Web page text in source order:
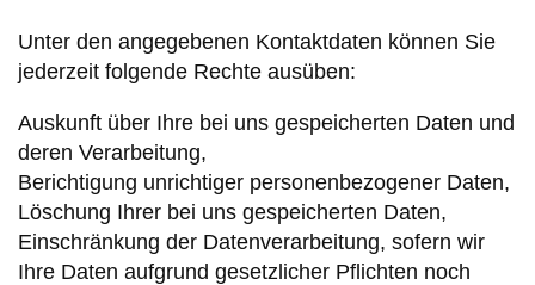
Unter den angegebenen Kontaktdaten können Sie
jederzeit folgende Rechte ausüben:
Auskunft über Ihre bei uns gespeicherten Daten und
deren Verarbeitung,
Berichtigung unrichtiger personenbezogener Daten,
Löschung Ihrer bei uns gespeicherten Daten,
Einschränkung der Datenverarbeitung, sofern wir
Ihre Daten aufgrund gesetzlicher Pflichten noch